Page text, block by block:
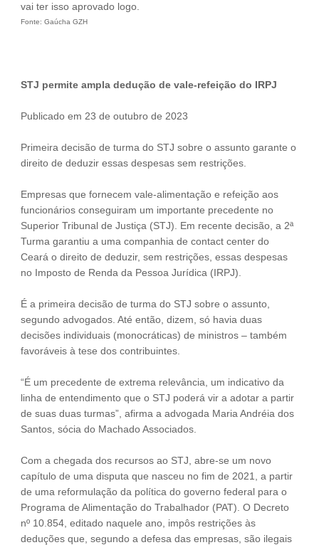
vai ter isso aprovado logo.
Fonte: Gaúcha GZH
STJ permite ampla dedução de vale-refeição do IRPJ
Publicado em 23 de outubro de 2023
Primeira decisão de turma do STJ sobre o assunto garante o
direito de deduzir essas despesas sem restrições.
Empresas que fornecem vale-alimentação e refeição aos
funcionários conseguiram um importante precedente no
Superior Tribunal de Justiça (STJ). Em recente decisão, a 2ª
Turma garantiu a uma companhia de contact center do
Ceará o direito de deduzir, sem restrições, essas despesas
no Imposto de Renda da Pessoa Jurídica (IRPJ).
É a primeira decisão de turma do STJ sobre o assunto,
segundo advogados. Até então, dizem, só havia duas
decisões individuais (monocráticas) de ministros – também
favoráveis à tese dos contribuintes.
“É um precedente de extrema relevância, um indicativo da
linha de entendimento que o STJ poderá vir a adotar a partir
de suas duas turmas”, afirma a advogada Maria Andréia dos
Santos, sócia do Machado Associados.
Com a chegada dos recursos ao STJ, abre-se um novo
capítulo de uma disputa que nasceu no fim de 2021, a partir
de uma reformulação da política do governo federal para o
Programa de Alimentação do Trabalhador (PAT). O Decreto
nº 10.854, editado naquele ano, impôs restrições às
deduções que, segundo a defesa das empresas, são ilegais